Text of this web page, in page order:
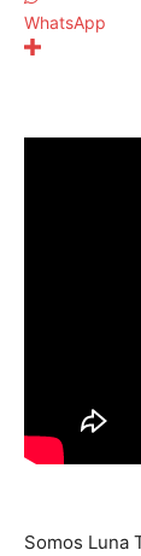
WhatsApp
Somos Luna